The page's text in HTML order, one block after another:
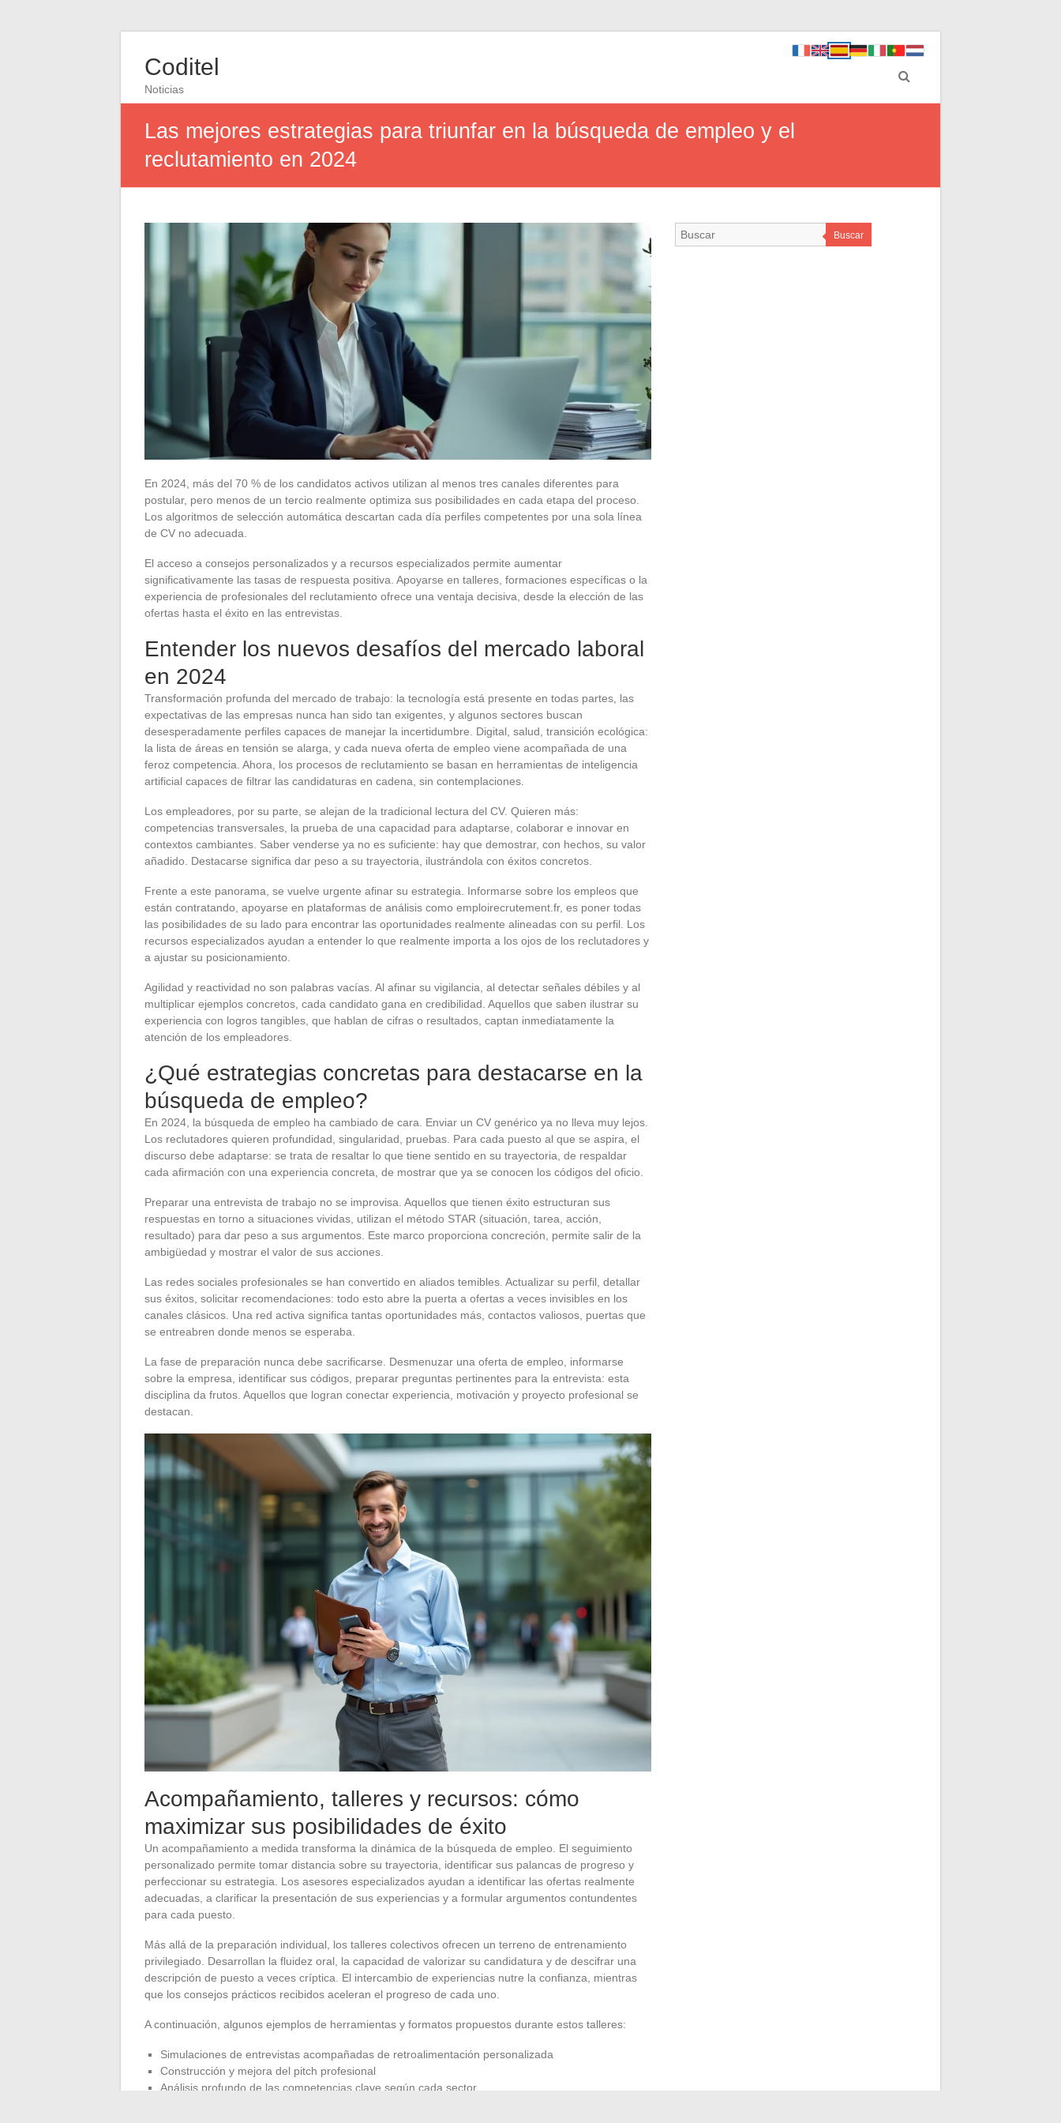
Coditel
Noticias
Las mejores estrategias para triunfar en la búsqueda de empleo y el
reclutamiento en 2024
En 2024, más del 70 % de los candidatos activos utilizan al menos tres canales diferentes para
postular, pero menos de un tercio realmente optimiza sus posibilidades en cada etapa del proceso.
Los algoritmos de selección automática descartan cada día perfiles competentes por una sola línea
de CV no adecuada.
El acceso a consejos personalizados y a recursos especializados permite aumentar
significativamente las tasas de respuesta positiva. Apoyarse en talleres, formaciones específicas o la
experiencia de profesionales del reclutamiento ofrece una ventaja decisiva, desde la elección de las
ofertas hasta el éxito en las entrevistas.
Entender los nuevos desafíos del mercado laboral
en 2024
Transformación profunda del mercado de trabajo: la tecnología está presente en todas partes, las
expectativas de las empresas nunca han sido tan exigentes, y algunos sectores buscan
desesperadamente perfiles capaces de manejar la incertidumbre. Digital, salud, transición ecológica:
la lista de áreas en tensión se alarga, y cada nueva oferta de empleo viene acompañada de una
feroz competencia. Ahora, los procesos de reclutamiento se basan en herramientas de inteligencia
artificial capaces de filtrar las candidaturas en cadena, sin contemplaciones.
Los empleadores, por su parte, se alejan de la tradicional lectura del CV. Quieren más:
competencias transversales, la prueba de una capacidad para adaptarse, colaborar e innovar en
contextos cambiantes. Saber venderse ya no es suficiente: hay que demostrar, con hechos, su valor
añadido. Destacarse significa dar peso a su trayectoria, ilustrándola con éxitos concretos.
Frente a este panorama, se vuelve urgente afinar su estrategia. Informarse sobre los empleos que
están contratando, apoyarse en plataformas de análisis como emploirecrutement.fr, es poner todas
las posibilidades de su lado para encontrar las oportunidades realmente alineadas con su perfil. Los
recursos especializados ayudan a entender lo que realmente importa a los ojos de los reclutadores y
a ajustar su posicionamiento.
Agilidad y reactividad no son palabras vacías. Al afinar su vigilancia, al detectar señales débiles y al
multiplicar ejemplos concretos, cada candidato gana en credibilidad. Aquellos que saben ilustrar su
experiencia con logros tangibles, que hablan de cifras o resultados, captan inmediatamente la
atención de los empleadores.
¿Qué estrategias concretas para destacarse en la
búsqueda de empleo?
En 2024, la búsqueda de empleo ha cambiado de cara. Enviar un CV genérico ya no lleva muy lejos.
Los reclutadores quieren profundidad, singularidad, pruebas. Para cada puesto al que se aspira, el
discurso debe adaptarse: se trata de resaltar lo que tiene sentido en su trayectoria, de respaldar
cada afirmación con una experiencia concreta, de mostrar que ya se conocen los códigos del oficio.
Preparar una entrevista de trabajo no se improvisa. Aquellos que tienen éxito estructuran sus
respuestas en torno a situaciones vividas, utilizan el método STAR (situación, tarea, acción,
resultado) para dar peso a sus argumentos. Este marco proporciona concreción, permite salir de la
ambigüedad y mostrar el valor de sus acciones.
Las redes sociales profesionales se han convertido en aliados temibles. Actualizar su perfil, detallar
sus éxitos, solicitar recomendaciones: todo esto abre la puerta a ofertas a veces invisibles en los
canales clásicos. Una red activa significa tantas oportunidades más, contactos valiosos, puertas que
se entreabren donde menos se esperaba.
La fase de preparación nunca debe sacrificarse. Desmenuzar una oferta de empleo, informarse
sobre la empresa, identificar sus códigos, preparar preguntas pertinentes para la entrevista: esta
disciplina da frutos. Aquellos que logran conectar experiencia, motivación y proyecto profesional se
destacan.
Acompañamiento, talleres y recursos: cómo
maximizar sus posibilidades de éxito
Un acompañamiento a medida transforma la dinámica de la búsqueda de empleo. El seguimiento
personalizado permite tomar distancia sobre su trayectoria, identificar sus palancas de progreso y
perfeccionar su estrategia. Los asesores especializados ayudan a identificar las ofertas realmente
adecuadas, a clarificar la presentación de sus experiencias y a formular argumentos contundentes
para cada puesto.
Más allá de la preparación individual, los talleres colectivos ofrecen un terreno de entrenamiento
privilegiado. Desarrollan la fluidez oral, la capacidad de valorizar su candidatura y de descifrar una
descripción de puesto a veces críptica. El intercambio de experiencias nutre la confianza, mientras
que los consejos prácticos recibidos aceleran el progreso de cada uno.
A continuación, algunos ejemplos de herramientas y formatos propuestos durante estos talleres:
Simulaciones de entrevistas acompañadas de retroalimentación personalizada
Construcción y mejora del pitch profesional
Análisis profundo de las competencias clave según cada sector
Buscar